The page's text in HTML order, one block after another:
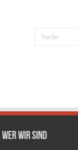
Wer wir sind